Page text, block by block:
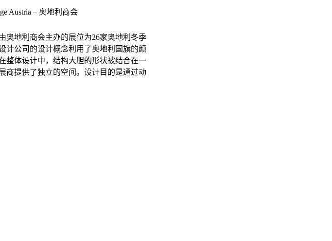
Austria – 奥地利商会
奥地利商会主办的展位为26家奥地利冬季
计公司的设计概念利用了奥地利国旗的颜
整体设计中，结构大胆的形状被结合在一
商提供了独立的空间。设计目的是通过动